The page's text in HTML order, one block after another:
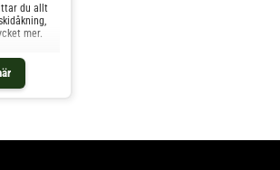
du allt
mer.